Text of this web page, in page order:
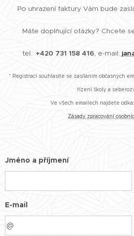
Po uhrazení faktury Vám bude
Máte doplňující otázky? Chcete
tel.: +420 731 158 416, e-mail:
* Registrací souhlasíte se zasíláním občasných
řízení školy a
Ve všech emailech najdete
Zásady zpracování
Jméno a příjmení
E-mail